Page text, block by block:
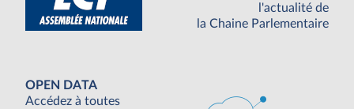
l'actualité de
la Chaine Parlementaire
OPEN DATA
Accédez à toutes